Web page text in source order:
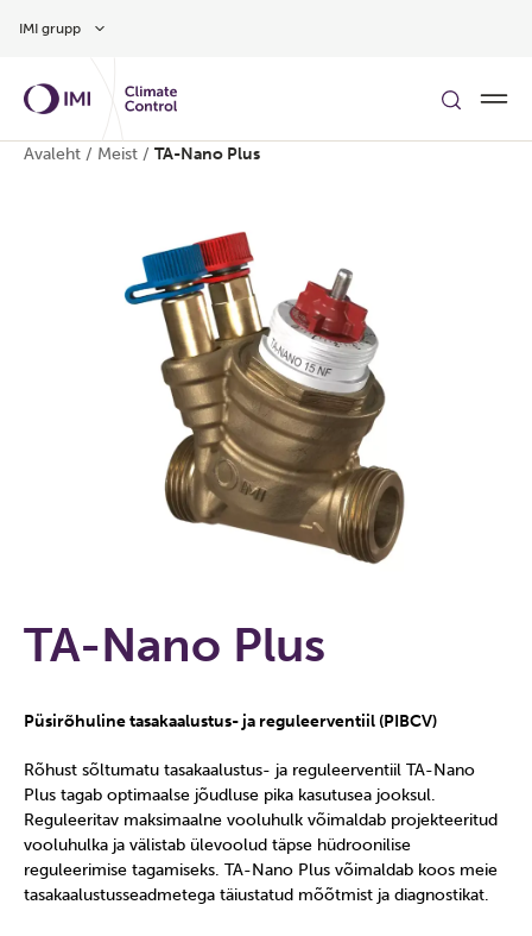
IMI grupp
Avaleht / Meist / TA-Nano Plus
TA-Nano Plus
Püsirõhuline tasakaalustus- ja reguleerventiil (PIBCV)
Rõhust sõltumatu tasakaalustus- ja reguleerventiil TA-Nano
Plus tagab optimaalse jõudluse pika kasutusea jooksul.
Reguleeritav maksimaalne vooluhulk võimaldab projekteeritud
vooluhulka ja välistab ülevoolud täpse hüdroonilise
reguleerimise tagamiseks. TA-Nano Plus võimaldab koos meie
tasakaalustusseadmetega täiustatud mõõtmist ja diagnostikat.